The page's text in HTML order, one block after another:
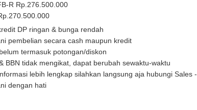
R Rp.276.500.000
DP ringan & bunga rendah
pembelian secara cash maupun kredit
termasuk potongan/diskon
BBN tidak mengikat, dapat berubah sewaktu-waktu
lebih lengkap silahkan langsung aja hubungi Sales -
dengan hati